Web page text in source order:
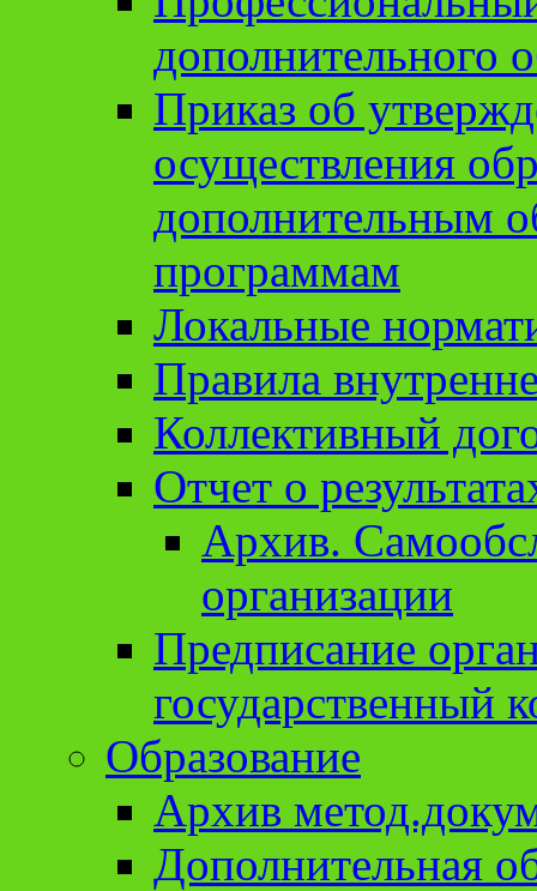
дополнительного
Приказ об
осуществления
дополнительным
программам
Локальные
Правила
Коллективный
Отчет о
Архив.
организации
Предписание
государственный
Образование
Архив
Дополнительная